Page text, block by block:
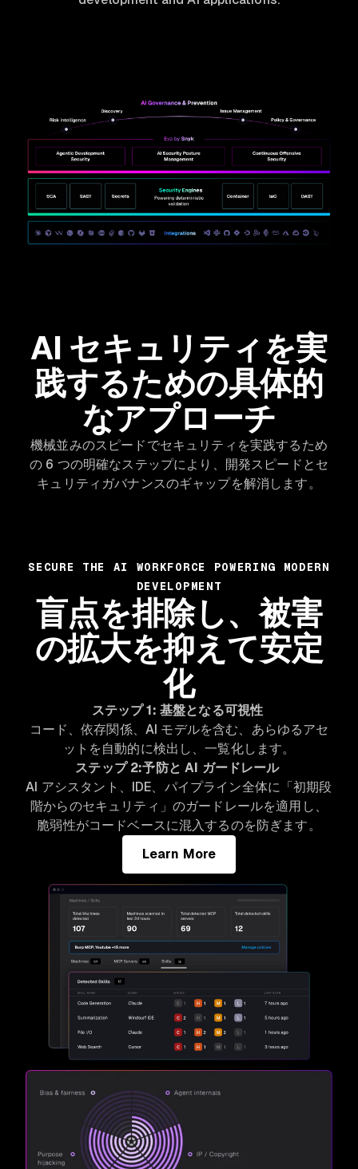
AI セキュリティを実
践するための具体的
なアプローチ
機械並みのスピードでセキュリティを実践するため
の 6 つの明確なステップにより、開発スピードとセ
キュリティガバナンスのギャップを解消します。
SECURE THE AI WORKFORCE POWERING MODERN
DEVELOPMENT
盲点を排除し、被害
の拡大を抑えて安定
化
ステップ 1: 基盤となる可視性
コード、依存関係、AI モデルを含む、あらゆるアセ
ットを自動的に検出し、一覧化します。
ステップ 2:予防と AI ガードレール
AI アシスタント、IDE、パイプライン全体に「初期段
階からのセキュリティ」のガードレールを適用し、
脆弱性がコードベースに混入するのを防ぎます。
Learn More